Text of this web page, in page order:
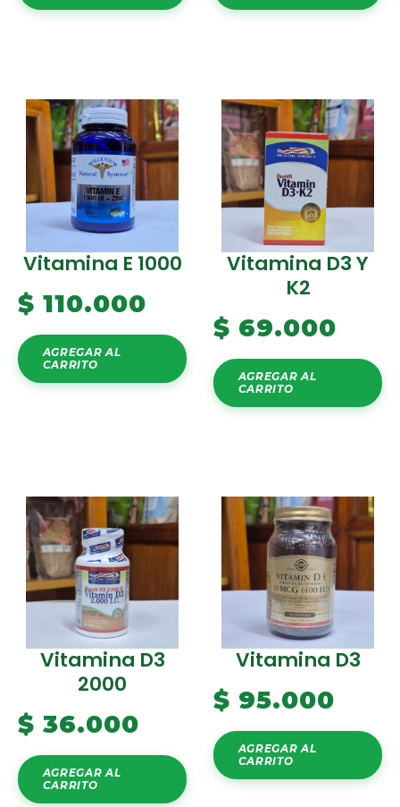
Vitamina E 1000
$ 110.000
AGREGAR AL
CARRITO
Vitamina D3 Y
K2
$ 69.000
AGREGAR AL
CARRITO
Vitamina D3
2000
$ 36.000
AGREGAR AL
CARRITO
Vitamina D3
$ 95.000
AGREGAR AL
CARRITO